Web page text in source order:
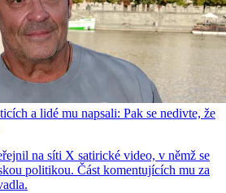
a lidé mu napsali: Pak se nedivte, že
na síti X satirické video, v němž se
politikou. Část komentujících mu za